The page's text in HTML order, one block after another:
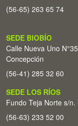
(56-65) 263 65 74
SEDE BIOBÍO
Calle Nueva Uno
Concepción
(56-41) 285 32 60
SEDE LOS RÍOS
Fundo Teja Norte s/n.
(56-63) 233 52 00